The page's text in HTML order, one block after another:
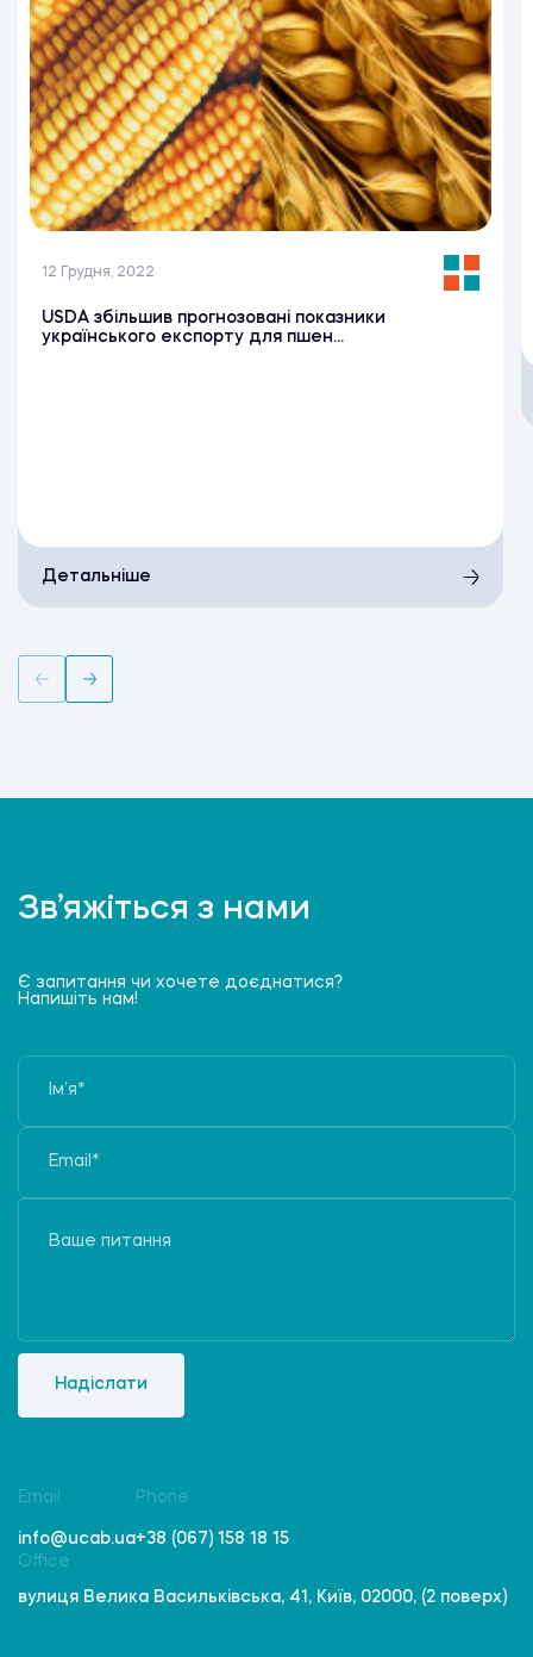
12 Грудня, 2022
USDA збільшив прогнозовані показники
українського експорту для пшен...
Детальніше
Зв’яжіться з нами
Є запитання чи хочете доєднатися?
Напишіть нам!
Надіслати
Email
info@ucab.ua
Phone
+38 (067) 158 18 15
Office
вулиця Велика Васильківська, 41, Київ, 02000, (2 поверх)